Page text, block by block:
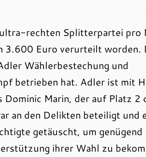
rechten Splitterpartei pro
3.600 Euro verurteilt worden.
Wählerbestechung und
betrieben hat. Adler ist mit
Marin, der auf Platz 2
an den Delikten beteiligt und
getäuscht, um genügend
ihrer Wahl zu